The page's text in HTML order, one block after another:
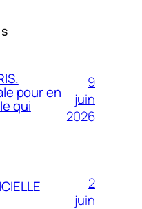
pour en
qui
9
juin
2026
2
juin